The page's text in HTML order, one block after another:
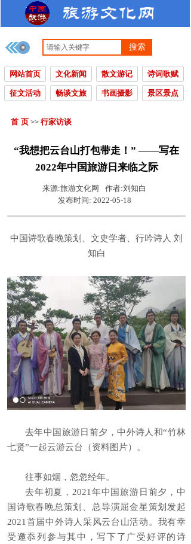
搜索
网站首页 文化新闻 散文游记 诗词歌赋
征文活动 畅谈文旅 书画摄影 景区景点
首 页 >> 行家访谈
“我想把云台山打包带走！” ——写在
2022年中国旅游日来临之际
来源:旅游文化网 作者:刘知白
发布时间: 2022-05-18
中国诗歌春晚策划、文史学者、行吟诗人 刘
知白
去年中国旅游日前夕，中外诗人和“竹林
七贤”一起云游云台（资料图片）。
往事如烟，忽忽经年。
去年初夏，2021年中国旅游日前夕，中
国诗歌春晚总策划、总导演屈金星策划发起
2021首届中外诗人采风云台山活动。我有幸
受邀忝列参与其中，写下了广受好评的诗